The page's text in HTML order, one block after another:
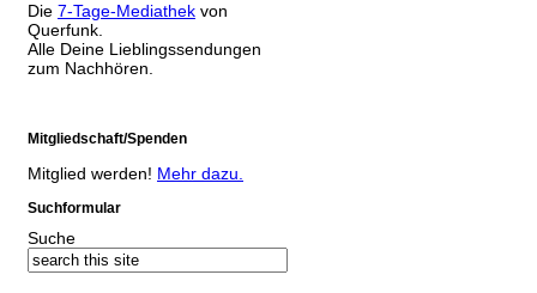
Die 7-Tage-Mediathek von
Querfunk.
Alle Deine Lieblingssendungen
zum Nachhören.
Mitgliedschaft/Spenden
Mitglied werden! Mehr dazu.
Suchformular
Suche